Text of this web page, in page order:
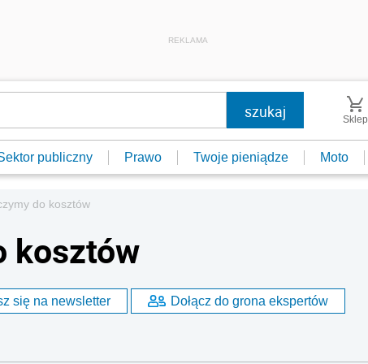
REKLAMA
Sklep
publiczny Prawo Twoje pieniądze Moto
do kosztów
kosztów
się na newsletter Dołącz do grona ekspertów